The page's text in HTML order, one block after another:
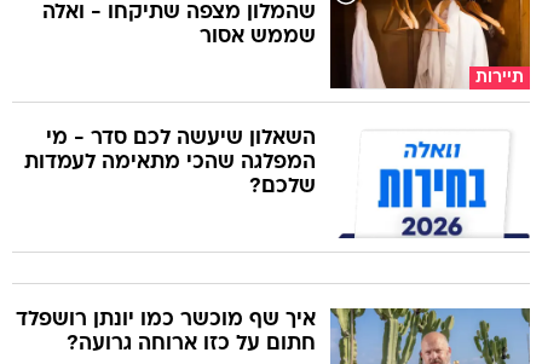
תיירות
שהמלון מצפה שתיקחו - ואלה
שממש אסור
השאלון שיעשה לכם סדר - מי
המפלגה שהכי מתאימה לעמדות
שלכם?
איך שף מוכשר כמו יונתן רושפלד
חתום על כזו ארוחה גרועה?